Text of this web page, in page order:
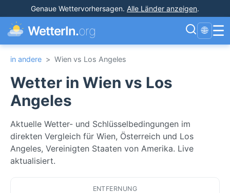
Genaue Wettervorhersagen. Alle Länder anzeigen.
WetterIn.org 🌐 ☰
in andere > Wien vs Los Angeles
Wetter in Wien vs Los
Angeles
Aktuelle Wetter- und Schlüsselbedingungen im
direkten Vergleich für Wien, Österreich und Los
Angeles, Vereinigten Staaten von Amerika. Live
aktualisiert.
ENTFERNUNG